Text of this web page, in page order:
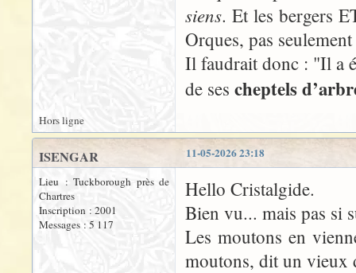
siens. Et les bergers
Orques, pas
Il faudrait donc : "Il a
de ses cheptels
Hors ligne
11-05-2026 23:18
ISENGAR
Lieu : Tuckborough près de
Chartres
Inscription : 2001
Messages : 5 117
Hello Cristalgide.
Bien vu... mais pas si
Les moutons en
moutons, dit un vieux